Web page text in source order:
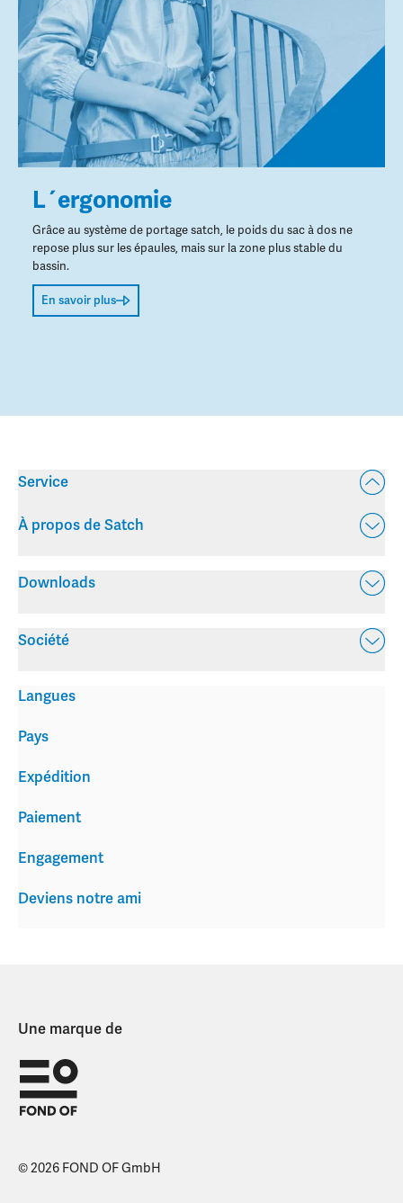
L´ergonomie
Grâce au système de portage satch, le poids du sac à dos ne
repose plus sur les épaules, mais sur la zone plus stable du
bassin.
En savoir plus
Service
À propos de Satch
Downloads
Société
Expédition
Paiement
Engagement
Deviens notre ami
Langues
Pays
Une marque de
© 2026 FOND OF GmbH